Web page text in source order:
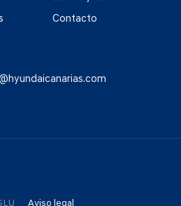
Contacto
Aviso legal